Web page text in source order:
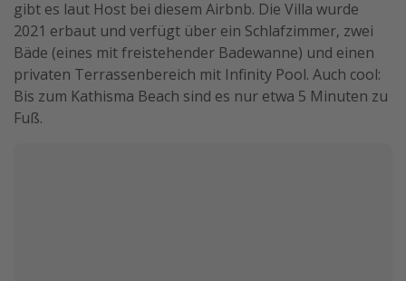
gibt es laut Host bei diesem Airbnb. Die Villa wurde
2021 erbaut und verfügt über ein Schlafzimmer, zwei
Bäde (eines mit freistehender Badewanne) und einen
privaten Terrassenbereich mit Infinity Pool. Auch cool:
Bis zum Kathisma Beach sind es nur etwa 5 Minuten zu
Fuß.